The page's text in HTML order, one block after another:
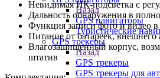
Назад
GPS навигаторы
Туристические
GPS трекеры
Назад
GPS трекеры
GPS трекеры для
Невидимая ИК-подсветка с
Дальность обнаружения в
Функция записи фото и видео в
Питание от батареек, внешнего
Влагозащищенный корпус,
штатив